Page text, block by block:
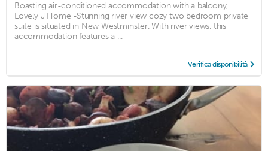
Boasting air-conditioned accommodation with a balcony,
Lovely J Home -Stunning river view cozy two bedroom private
suite is situated in New Westminster. With river views, this
accommodation features a ...
Verifica disponibilità